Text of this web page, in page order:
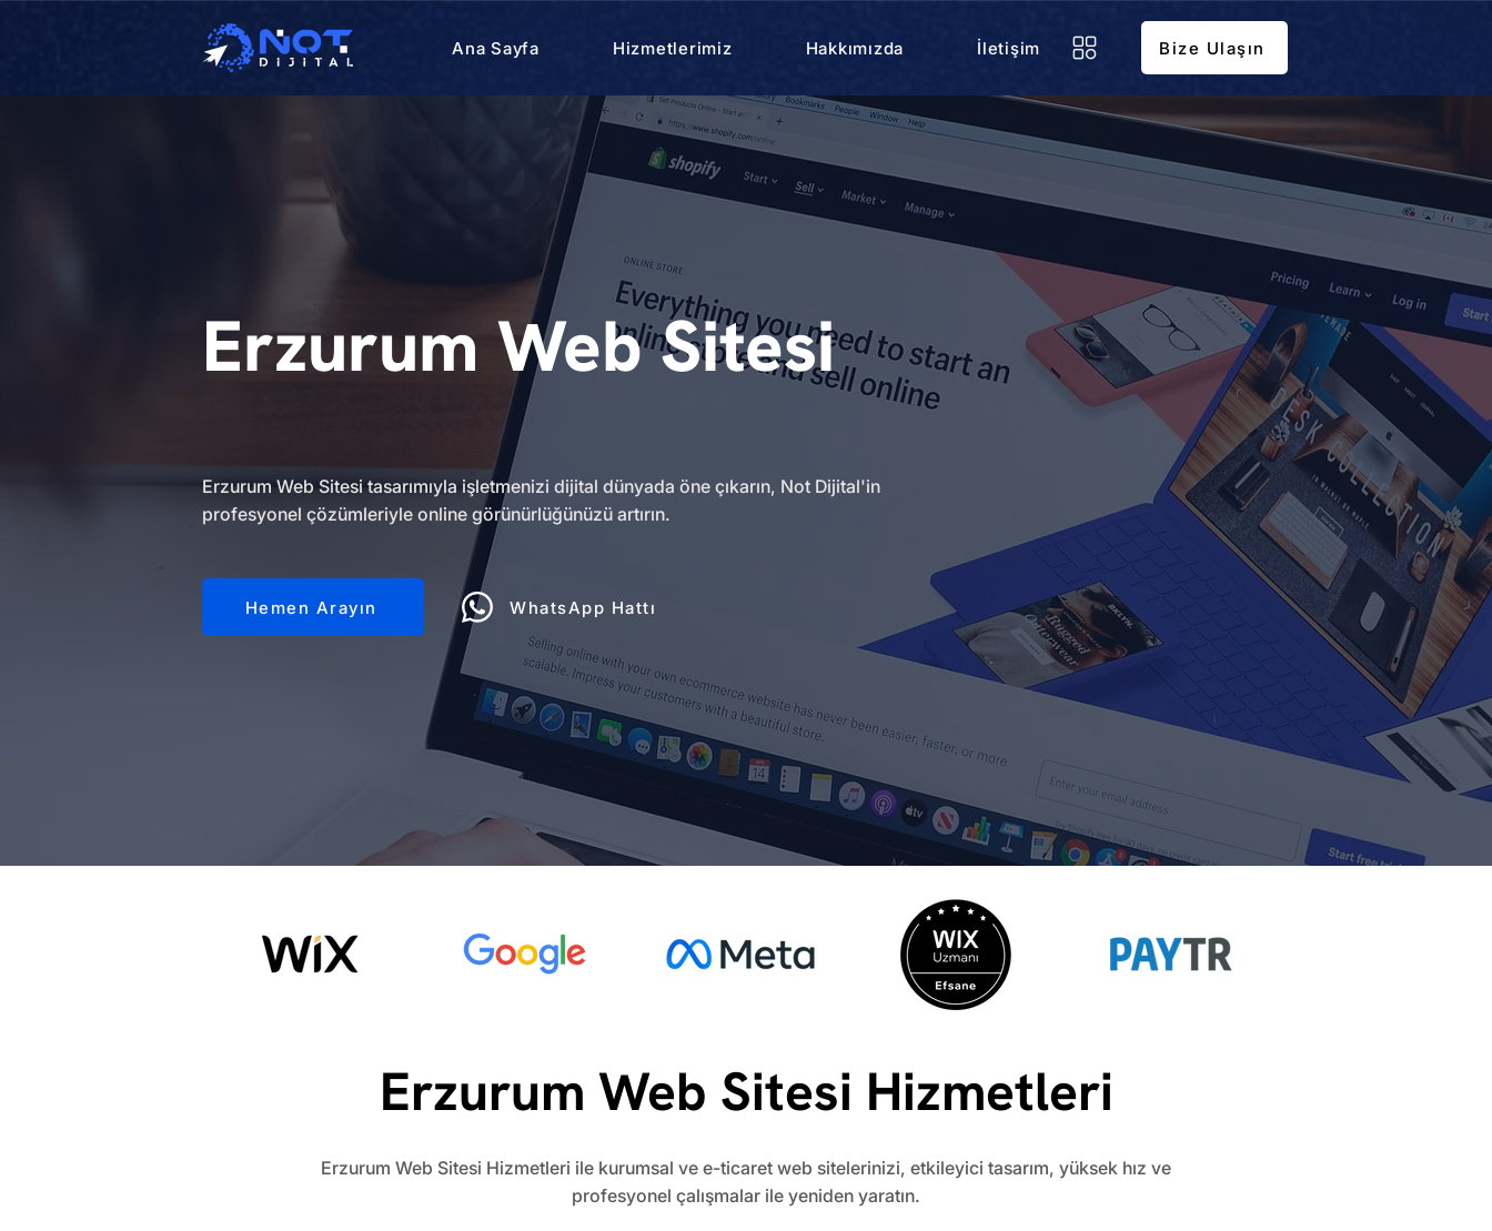
Ana Sayfa Hizmetlerimiz Hakkımızda İletişim Bize Ulaşın
Erzurum Web Sitesi
Erzurum Web Sitesi tasarımıyla işletmenizi dijital dünyada öne çıkarın, Not Dijital'in
profesyonel çözümleriyle online görünürlüğünüzü artırın.
Hemen Arayın WhatsApp Hattı
Erzurum Web Sitesi Hizmetleri
Erzurum Web Sitesi Hizmetleri ile kurumsal ve e-ticaret web sitelerinizi, etkileyici tasarım, yüksek hız ve
profesyonel çalışmalar ile yeniden yaratın.